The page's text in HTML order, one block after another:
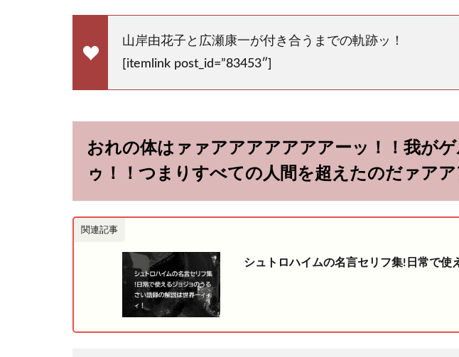
山岸由花子と広瀬康一が付き合うまでの軌跡ッ！
[itemlink post_id=”83453″]
おれの体はァァアアアアアアアーッ！！我が
ゥ！！つまりすべての人間を超えたのだァア
関連記事
シュトロハイムの名言セリフ集!日常で使